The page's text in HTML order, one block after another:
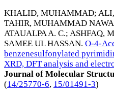
KHALID, MUHAMMAD;
TAHIR, MUHAMMAD
ATAUALPA A. C.; ASHFAQ,
SAMEE UL HASSAN. O-4-
benzenesulfonylated
XRD, DFT analysis and
Journal of Molecular
(14/25770-6, 15/01491-3)